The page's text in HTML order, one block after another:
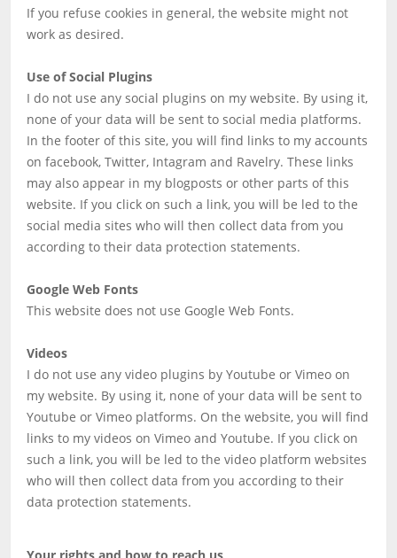
If you refuse cookies in general, the website might not
work as desired.
Use of Social Plugins
I do not use any social plugins on my website. By using it,
none of your data will be sent to social media platforms.
In the footer of this site, you will find links to my accounts
on facebook, Twitter, Intagram and Ravelry. These links
may also appear in my blogposts or other parts of this
website. If you click on such a link, you will be led to the
social media sites who will then collect data from you
according to their data protection statements.
Google Web Fonts
This website does not use Google Web Fonts.
Videos
I do not use any video plugins by Youtube or Vimeo on
my website. By using it, none of your data will be sent to
Youtube or Vimeo platforms. On the website, you will find
links to my videos on Vimeo and Youtube. If you click on
such a link, you will be led to the video platform websites
who will then collect data from you according to their
data protection statements.
Your rights and how to reach us